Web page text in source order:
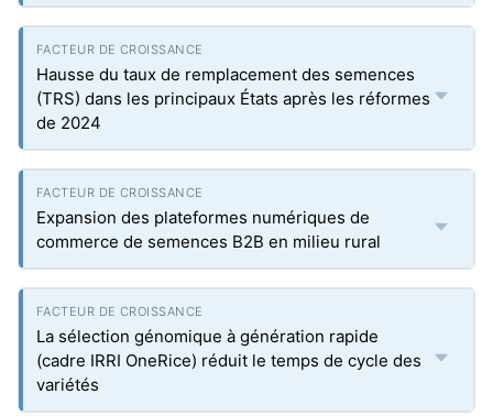
Hausse du taux de remplacement des semences
(TRS) dans les principaux États après les réformes
de 2024
Expansion des plateformes numériques de
commerce de semences B2B en milieu rural
La sélection génomique à génération rapide
(cadre IRRI OneRice) réduit le temps de cycle des
variétés